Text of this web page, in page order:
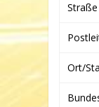
Straße
Ort/